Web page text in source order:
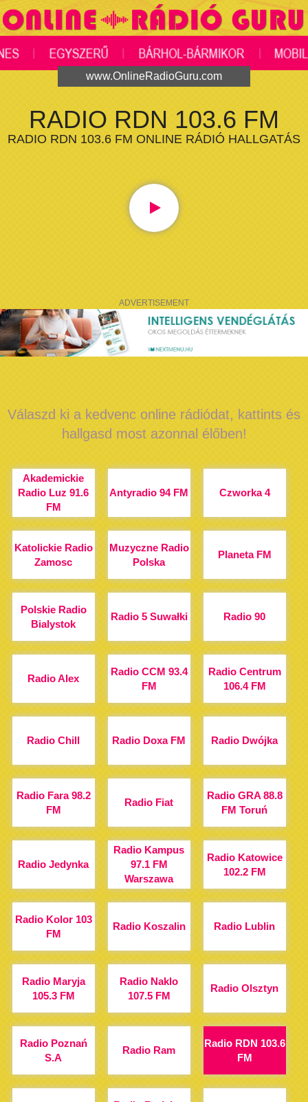
www.OnlineRadioGuru.com
RADIO RDN 103.6 FM
RADIO RDN 103.6 FM ONLINE RÁDIÓ HALLGATÁS
ADVERTISEMENT
Válaszd ki a kedvenc online rádiódat, kattints és
hallgasd most azonnal élőben!
Akademickie
Radio Luz 91.6
FM
Antyradio 94 FM Czworka 4
Katolickie Radio
Zamosc
Muzyczne Radio
Polska
Planeta FM
Polskie Radio
Bialystok
Radio 5 Suwałki Radio 90
Radio Alex
Radio CCM 93.4
FM
Radio Centrum
106.4 FM
Radio Chill Radio Doxa FM Radio Dwójka
Radio Fara 98.2
FM
Radio Fiat
Radio GRA 88.8
FM Toruń
Radio Jedynka
Radio Kampus
97.1 FM
Warszawa
Radio Katowice
102.2 FM
Radio Kolor 103
FM
Radio Koszalin Radio Lublin
Radio Maryja
105.3 FM
Radio Naklo
107.5 FM
Radio Olsztyn
Radio Poznań
S.A
Radio Ram
Radio RDN 103.6
FM